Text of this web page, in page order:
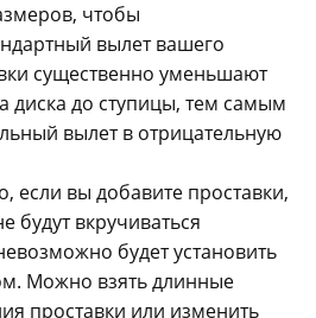
чтобы
вылет вашего
существенно уменьшают
диска до ступицы, тем самым
вылет в отрицательную
если вы добавите проставки,
будут вкручиваться
будет установить
Можно взять длинные
проставки или изменить